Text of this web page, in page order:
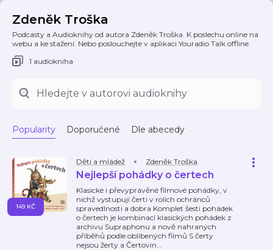
Zdeněk Troška
Podcasty a Audioknihy od autora Zdeněk Troška. K poslechu online na
webu a ke stažení. Nebo poslouchejte v aplikaci Youradio Talk offline.
1 audiokniha
Popularity Doporučené Dle abecedy
Děti a mládež Zdeněk Troška
Nejlepší pohádky o čertech
Klasické i převyprávěné filmové pohádky, v
nichž vystupují čerti v rolích ochránců
spravedlnosti a dobra Komplet šesti pohádek
o čertech je kombinací klasických pohádek z
archivu Supraphonu a nově nahraných
příběhů podle oblíbených filmů S čerty
nejsou žerty a Čertovin…
149 KČ